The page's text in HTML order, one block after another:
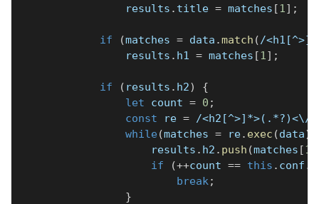
                results
. title = matches [1] ;
if (matches = data .match (/
                results
. h1 = matches [1] ;
if ( results . h2)
{
let count = 0 ;
const re = /<h2[^>]*>(.*?)<\/
while(matches = re. exec (data)
                    results
. h2 . push (matches [1
if
(++count == this . conf .
break;
}